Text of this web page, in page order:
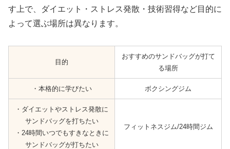
す上で、ダイエット・ストレス発散・技術習得など目的に
よって選ぶ場所は異なります。
目的
おすすめのサンドバッグが打て
る場所
・本格的に学びたい ボクシングジム
・ダイエットやストレス発散に
サンドバッグを打ちたい
・24時間いつでもすきなときに
サンドバッグが打ちたい
フィットネスジム/24時間ジム